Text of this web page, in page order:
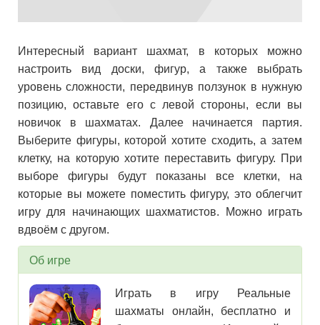
Интересный вариант шахмат, в которых можно
настроить вид доски, фигур, а также выбрать
уровень сложности, передвинув ползунок в нужную
позицию, оставьте его с левой стороны, если вы
новичок в шахматах. Далее начинается партия.
Выберите фигуры, которой хотите сходить, а затем
клетку, на которую хотите переставить фигуру. При
выборе фигуры будут показаны все клетки, на
которые вы можете поместить фигуру, это облегчит
игру для начинающих шахматистов. Можно играть
вдвоём с другом.
Об игре
Играть в игру Реальные
шахматы онлайн, бесплатно и